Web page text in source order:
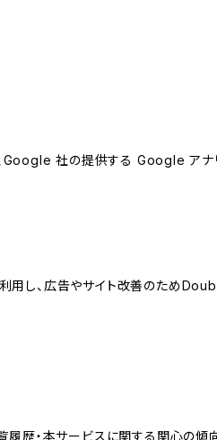
Google 社の提供する Google アナ
利用し、広告やサイト改善のため
歴・本サービスに関する関心の傾